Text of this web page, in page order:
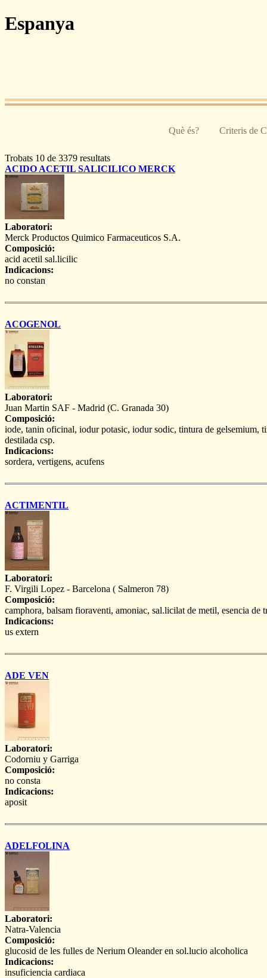
Pasar al contenido principal
Espanya
Què és? Criteris de
Trobats 10 de 3379 resultats
ACIDO ACETIL SALICILICO MERCK
Laboratori:
Merck Productos Quimico Farmaceuticos S.A.
Composició:
acid acetil sal.licilic
Indicacions:
no constan
ACOGENOL
Laboratori:
Juan Martin SAF - Madrid (C. Granada 30)
Composició:
iode, tanin oficinal, iodur potasic, iodur sodic, tintura de gelsemium,
destilada csp.
Indicacions:
sordera, vertigens, acufens
ACTIMENTIL
Laboratori:
F. Virgili Lopez - Barcelona ( Salmeron 78)
Composició:
camphora, balsam fioraventi, amoniac, sal.licilat de metil, esencia de
Indicacions:
us extern
ADE VEN
Laboratori:
Codorniu y Garriga
Composició:
no consta
Indicacions:
aposit
ADELFOLINA
Laboratori:
Natra-Valencia
Composició:
glucosid de les fulles de Nerium Oleander en sol.lucio alcoholica
Indicacions:
insuficiencia cardiaca